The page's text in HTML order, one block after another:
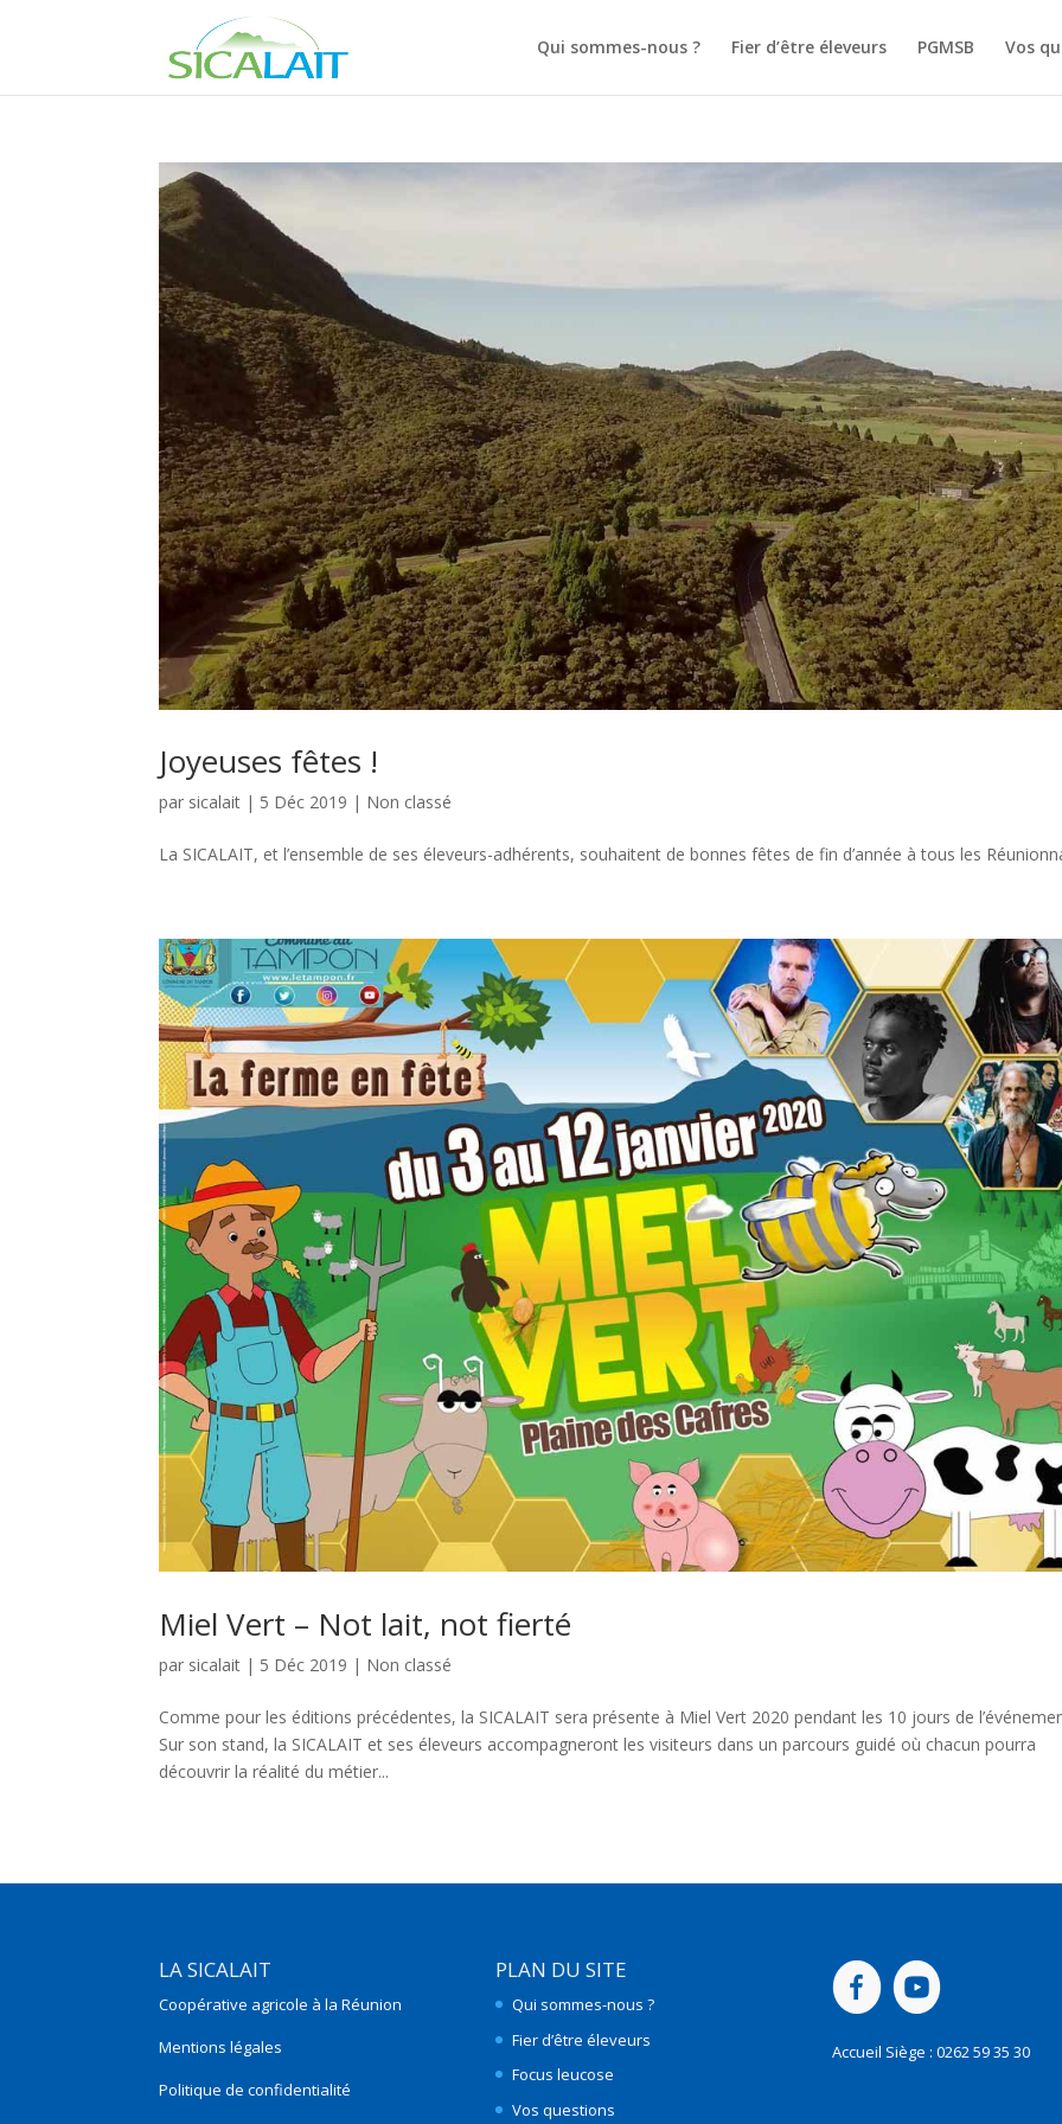
Qui sommes-nous ? Fier d’être éleveurs PGMSB Vos
Joyeuses fêtes !
par sicalait | 5 Déc 2019 | Non classé
La SICALAIT, et l’ensemble de ses éleveurs-adhérents, souhaitent de bonnes fêtes de fin d’année à tous les
Miel Vert – Not lait, not fierté
par sicalait | 5 Déc 2019 | Non classé
Comme pour les éditions précédentes, la SICALAIT sera présente à Miel Vert 2020 pendant les 10 jours de
Sur son stand, la SICALAIT et ses éleveurs accompagneront les visiteurs dans un parcours guidé où chacun pourra
découvrir la réalité du métier...
LA SICALAIT
Coopérative agricole à la Réunion
Mentions légales
Politique de confidentialité
PLAN DU SITE
Qui sommes-nous ?
Fier d’être éleveurs
Focus leucose
Vos questions
Accueil Siège : 0262 59 35 30